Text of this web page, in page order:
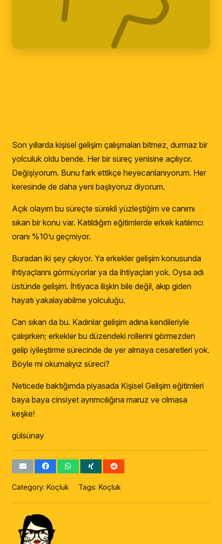
Son yıllarda kişisel gelişim çalışmaları bitmez, durmaz bir
yolculuk oldu bende. Her bir süreç yenisine açılıyor.
Değişiyorum. Bunu fark ettikçe heyecanlanıyorum. Her
keresinde de daha yeni başlıyoruz diyorum.
Açık olayım bu süreçte sürekli yüzleştiğim ve canımı
sıkan bir konu var. Katıldığım eğitimlerde erkek katılımcı
oranı %10’u geçmiyor.
Buradan iki şey çıkıyor. Ya erkekler gelişim konusunda
ihtiyaçlarını görmüyorlar ya da ihtiyaçları yok. Oysa adı
üstünde gelişim. İhtiyaca ilişkin bile değil, akıp giden
hayatı yakalayabilme yolculuğu.
Can sıkan da bu. Kadınlar gelişim adına kendileriyle
çalışırken; erkekler bu düzendeki rollerini görmezden
gelip iyileştirme sürecinde de yer almaya cesaretleri yok.
Böyle mi okumalıyız süreci?
Neticede baktığımda piyasada Kişisel Gelişim eğitimleri
baya baya cinsiyet ayrımcılığına maruz ve olmasa
keşke!
gülsünay
Category: Koçluk Tags:Koçluk